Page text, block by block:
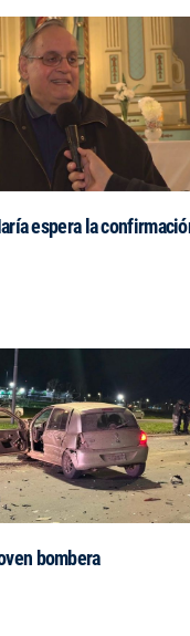
espera la
bombera